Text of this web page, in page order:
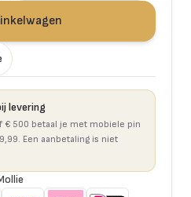
levering
€ 500 betaal je met mobiele pin
Een aanbetaling is niet